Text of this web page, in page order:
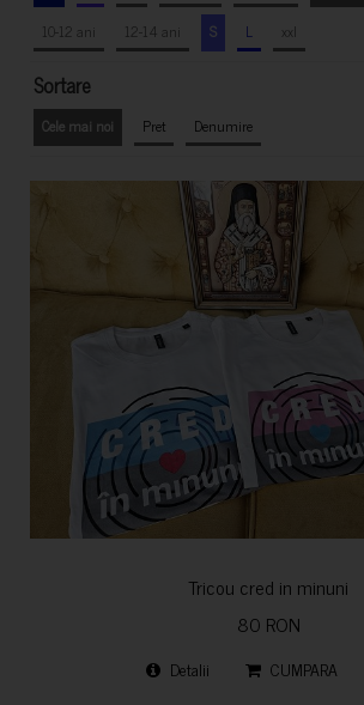
10-12 ani
12-14 ani S L xxl
Sortare
Cele mai noi Pret Denumire
Tricou cred in minuni
80 RON
Detalii CUMPARA